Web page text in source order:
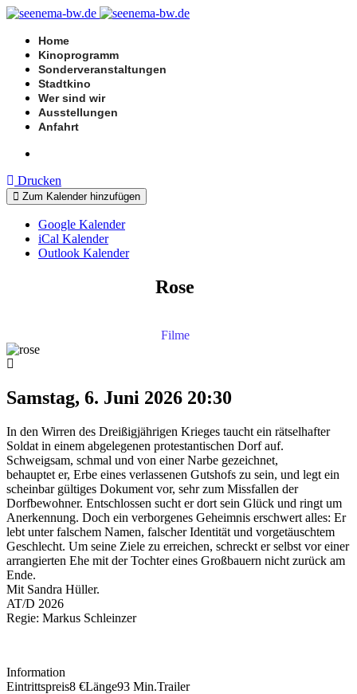
Home
Kinoprogramm
Sonderveranstaltungen
Stadtkino
Wer sind wir
Ausstellungen
Anfahrt
Drucken
Zum Kalender hinzufügen
Google Kalender
iCal Kalender
Outlook Kalender
Rose
Filme
Samstag, 6. Juni 2026 20:30
In den Wirren des Dreißigjährigen Krieges taucht ein rätselhafter
Soldat in einem abgelegenen protestantischen Dorf auf.
Schweigsam, schmal und von einer Narbe gezeichnet,
behauptet er, Erbe eines verlassenen Gutshofs zu sein, und legt ein
scheinbar gültiges Dokument vor, sehr zum Missfallen der
Dorfbewohner. Entschlossen sucht er dort sein Glück und ringt um
Anerkennung. Doch ein verborgenes Geheimnis erschwert alles: Er
lebt unter falschem Namen, falscher Identität und vorgetäuschtem
Geschlecht. Um seine Ziele zu erreichen, schreckt er selbst vor einer
arrangierten Ehe mit der Tochter eines Großbauern nicht zurück am
Ende.
Mit Sandra Hüller.
AT/D 2026
Regie: Markus Schleinzer
Information
Eintrittspreis8 €Länge93 Min.Trailer